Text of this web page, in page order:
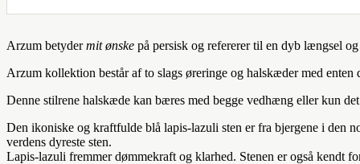
Arzum betydermit ønske på persisk og refererer til en dyb længsel
Arzum kollektion består af to slags øreringe og halskæder med
Denne stilrene halskæde kan bæres med begge vedhæng eller kun
Den ikoniske og kraftfulde blå lapis-lazuli sten er fra bjergene i den
verdens dyreste sten.
Lapis-lazuli fremmer dømmekraft og klarhed. Stenen er også kendt